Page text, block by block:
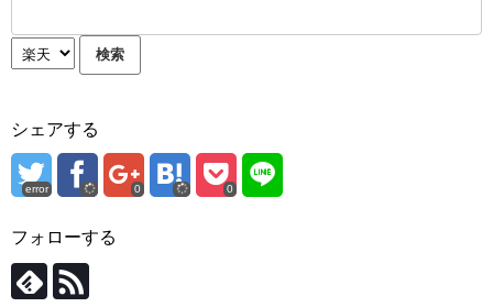
シェアする
error 0 0
フォローする